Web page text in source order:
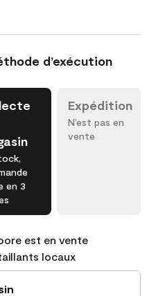
d’exécution
en 3
Expédition
N’est pas en
vente
est en vente
locaux